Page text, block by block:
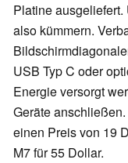
Platine
also kümmern.
USB Typ C oder
Energie versorgt
Geräte
einen Preis von 19
M7 für 55 Dollar.